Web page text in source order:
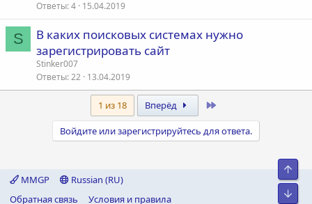
Ответы 4 15.04.2019
S
В каких поисковых системах нужно
зарегистрировать сайт
Stinker007
Ответы 22 13.04.2019
1 из 18 Вперёд
Войдите или зарегистрируйтесь для ответа.
MMGP
Russian (RU)
Обратная связь
Условия и правила